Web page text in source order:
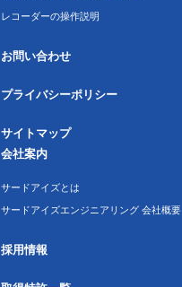
レコーダーの操作説明
お問い合わせ
プライバシーポリシー
サイトマップ
会社案内
サードアイズとは
サードアイズエンジニアリング 会社概要
採用情報